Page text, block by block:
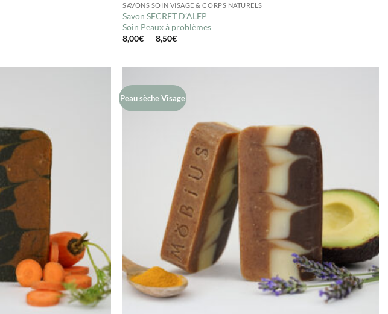
SAVONS SOIN VISAGE & CORPS NATURELS
Savon SECRET D’ALEP
Soin Peaux à problèmes
8,00€ – 8,50€Plage
Peau sèche Visage